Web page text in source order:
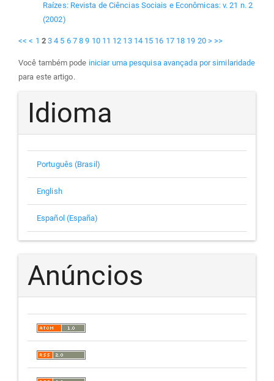
Raízes: Revista de Ciências Sociais e Econômicas: v. 21 n. 2
(2002)
<< < 1 2 3 4 5 6 7 8 9 10 11 12 13 14 15 16 17 18 19 20 > >>
Você também pode iniciar uma pesquisa avançada por similaridade
para este artigo.
Idioma
Português (Brasil)
English
Español (España)
Anúncios